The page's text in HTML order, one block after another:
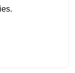
Garantis,